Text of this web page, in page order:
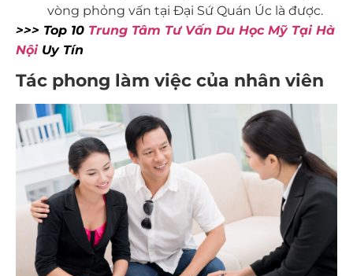
vòng phỏng vấn tại Đại Sứ Quán Úc là được.
>>> Top 10 Trung Tâm Tư Vấn Du Học Mỹ Tại Hà
NộiUy Tín
Tác phong làm việc của nhân viên